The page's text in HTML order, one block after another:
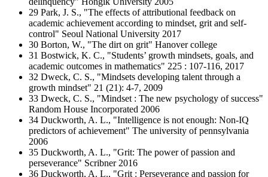
29 Park, J. S., "The effects of attributional feedback on
academic achievement according to mindset, grit and self-
control" Seoul National University 2017
30 Borton, W., "The dirt on grit" Hanover college
31 Bostwick, K. C., "Students’ growth mindsets, goals, and
academic outcomes in mathematics" 225 : 107-116, 2017
32 Dweck, C. S., "Mindsets developing talent through a
growth mindset" 21 (21): 4-7, 2009
33 Dweck, C. S., "Mindset : The new psychology of success"
Random House Incorporated 2006
34 Duckworth, A. L., "Intelligence is not enough: Non-IQ
predictors of achievement" The university of pennsylvania
2006
35 Duckworth, A. L., "Grit: The power of passion and
perseverance" Scribner 2016
36 Duckworth, A. L., "Grit : Perseverance and passion for